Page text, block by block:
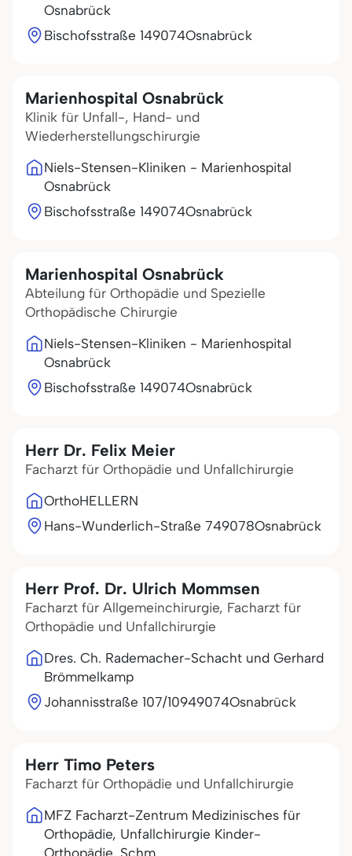
Osnabrück
Bischofsstraße 149074Osnabrück
Marienhospital Osnabrück
Klinik für Unfall-, Hand- und
Wiederherstellungschirurgie
Niels-Stensen-Kliniken - Marienhospital
Osnabrück
Bischofsstraße 149074Osnabrück
Marienhospital Osnabrück
Abteilung für Orthopädie und Spezielle
Orthopädische Chirurgie
Niels-Stensen-Kliniken - Marienhospital
Osnabrück
Bischofsstraße 149074Osnabrück
Herr Dr. Felix Meier
Facharzt für Orthopädie und Unfallchirurgie
OrthoHELLERN
Hans-Wunderlich-Straße 749078Osnabrück
Herr Prof. Dr. Ulrich Mommsen
Facharzt für Allgemeinchirurgie, Facharzt für
Orthopädie und Unfallchirurgie
Dres. Ch. Rademacher-Schacht und Gerhard
Brömmelkamp
Johannisstraße 107/10949074Osnabrück
Herr Timo Peters
Facharzt für Orthopädie und Unfallchirurgie
MFZ Facharzt-Zentrum Medizinisches für
Orthopädie, Unfallchirurgie Kinder-
Orthopädie, Schm